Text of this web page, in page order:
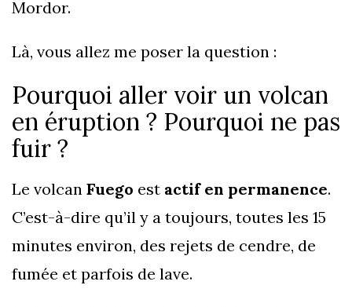
Mordor.
Là, vous allez me poser la question :
Pourquoi aller voir un volcan
en éruption ? Pourquoi ne pas
fuir ?
Le volcan Fuego est actif en permanence.
C’est-à-dire qu’il y a toujours, toutes les 15
minutes environ, des rejets de cendre, de
fumée et parfois de lave.